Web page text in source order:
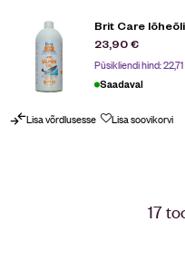
Brit Care
23,90€
Püsikliendi hind:22,71
Saadaval
Lisa võrdlusesse Lisa soovikorvi
17